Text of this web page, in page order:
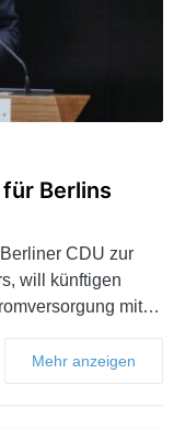
Berlins
CDU zur
will künftigen
mit…
Mehr anzeigen